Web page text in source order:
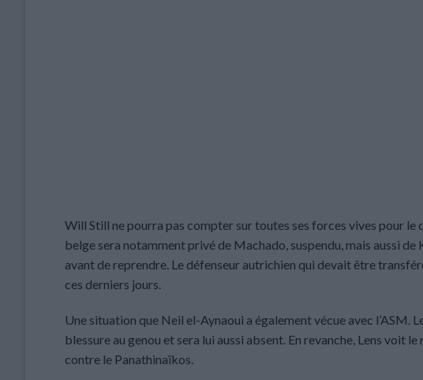
Will Still ne pourra pas compter sur toutes ses forces vives pour le
belge sera notamment privé de Machado, suspendu, mais aussi
avant de reprendre. Le défenseur autrichien qui devait être
ces derniers jours.
Une situation que Neil el-Aynaoui a également vécue avec l’ASM.
blessure au genou et sera lui aussi absent. En revanche, Lens voit
contre le Panathinaïkos.